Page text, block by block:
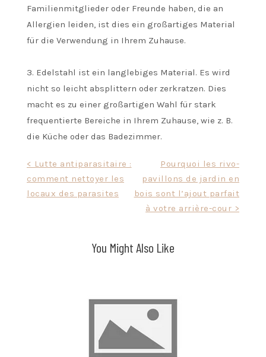
Familienmitglieder oder Freunde haben, die an
Allergien leiden, ist dies ein großartiges Material
für die Verwendung in Ihrem Zuhause.
3. Edelstahl ist ein langlebiges Material. Es wird
nicht so leicht absplittern oder zerkratzen. Dies
macht es zu einer großartigen Wahl für stark
frequentierte Bereiche in Ihrem Zuhause, wie z. B.
die Küche oder das Badezimmer.
navigation
< Lutte antiparasitaire :
comment nettoyer les
locaux des parasites
Pourquoi les rivo-
pavillons de jardin en
bois sont l’ajout parfait
à votre arrière-cour >
You Might Also Like